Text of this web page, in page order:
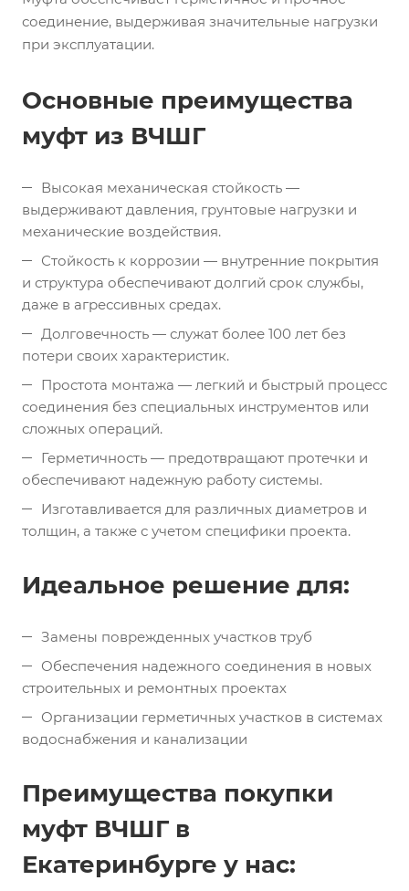
соединение, выдерживая значительные нагрузки
при эксплуатации.
Основные преимущества
муфт из ВЧШГ
Высокая механическая стойкость —
выдерживают давления, грунтовые нагрузки и
механические воздействия.
Стойкость к коррозии — внутренние покрытия
и структура обеспечивают долгий срок службы,
даже в агрессивных средах.
Долговечность — служат более 100 лет без
потери своих характеристик.
Простота монтажа — легкий и быстрый процесс
соединения без специальных инструментов или
сложных операций.
Герметичность — предотвращают протечки и
обеспечивают надежную работу системы.
Изготавливается для различных диаметров и
толщин, а также с учетом специфики проекта.
Идеальное решение для:
Замены поврежденных участков труб
Обеспечения надежного соединения в новых
строительных и ремонтных проектах
Организации герметичных участков в системах
водоснабжения и канализации
Преимущества покупки
муфт ВЧШГ в
Екатеринбурге у нас: